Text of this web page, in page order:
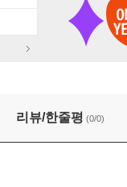
리뷰/한줄평 (0/0)